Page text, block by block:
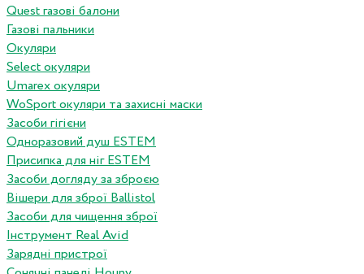
Quest газові балони
Газові пальники
Окуляри
Select окуляри
Umarex окуляри
WoSport окуляри та захисні маски
Засоби гігієни
Одноразовий душ ESTEM
Присипка для ніг ESTEM
Засоби догляду за зброєю
Вішери для зброї Ballistol
Засоби для чищення зброї
Інструмент Real Avid
Зарядні пристрої